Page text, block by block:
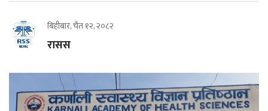
बिहीबार, चैत १२, २०८२
रासस